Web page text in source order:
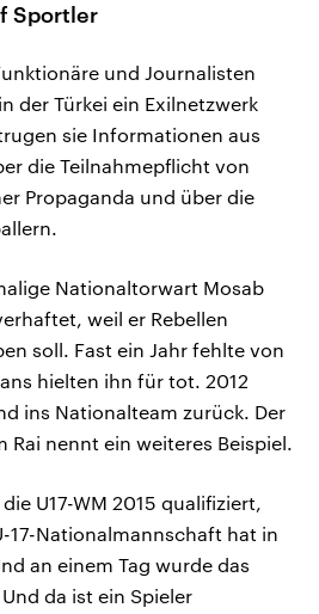
Sportler
und Journalisten
der Türkei ein Exilnetzwerk
sie Informationen aus
die Teilnahmepflicht von
Propaganda und über die
Nationaltorwart Mosab
weil er Rebellen
soll. Fast ein Jahr fehlte von
hielten ihn für tot. 2012
ins Nationalteam zurück. Der
Rai nennt ein weiteres Beispiel.
U17-WM 2015 qualifiziert,
17-Nationalmannschaft hat in
an einem Tag wurde das
da ist ein Spieler